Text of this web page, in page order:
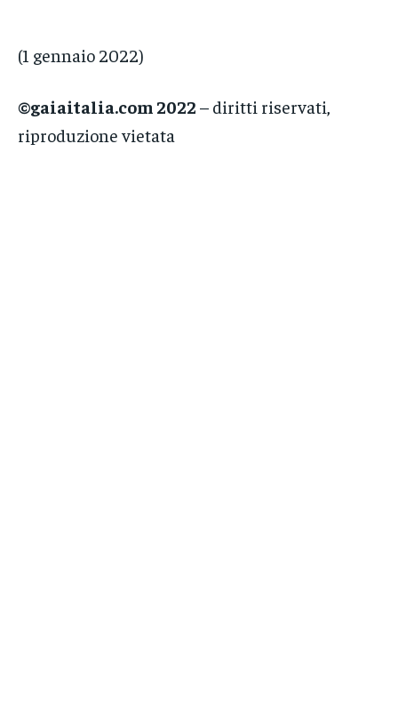
(1 gennaio 2022)
©gaiaitalia.com 2022 – diritti riservati,
riproduzione vietata